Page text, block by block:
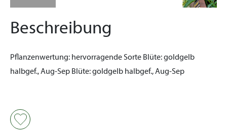
Beschreibung
Pflanzenwertung: hervorragende Sorte Blüte:goldgelb
halbgef., Aug-Sep Blüte:goldgelb halbgef., Aug-Sep